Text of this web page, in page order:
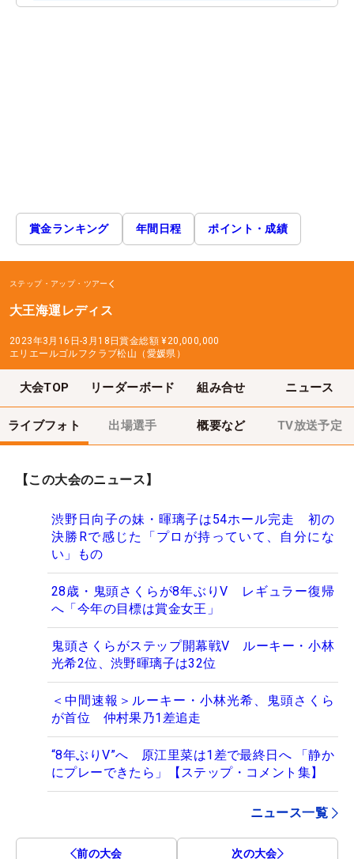
賞金ランキング 年間日程 ポイント・成績
ステップ・アップ・ツアー
大王海運レディス
2023年3月16日-3月18日賞金総額 ¥20,000,000
エリエールゴルフクラブ松山（愛媛県）
大会TOP リーダーボード 組み合せ ニュース
ライブフォト 出場選手 概要など TV放送予定
【この大会のニュース】
渋野日向子の妹・暉璃子は54ホール完走 初の
決勝Rで感じた「プロが持っていて、自分にな
い」もの
28歳・鬼頭さくらが8年ぶりV レギュラー復帰
へ「今年の目標は賞金女王」
鬼頭さくらがステップ開幕戦V ルーキー・小林
光希2位、渋野暉璃子は32位
＜中間速報＞ルーキー・小林光希、鬼頭さくら
が首位 仲村果乃1差追走
“8年ぶりV”へ 原江里菜は1差で最終日へ 「静か
にプレーできたら」【ステップ・コメント集】
ニュース一覧
前の大会 次の大会